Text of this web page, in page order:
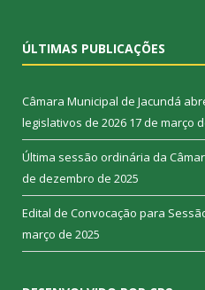
ÚLTIMAS PUBLICAÇÕES
Câmara Municipal de Jacundá
legislativos de 2026 17 de março
Última sessão ordinária da
de dezembro de 2025
Edital de Convocação para
março de 2025